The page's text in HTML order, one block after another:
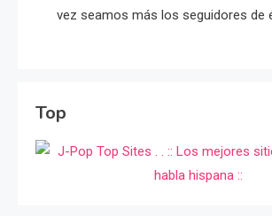
vez seamos más los seguidores de
Top